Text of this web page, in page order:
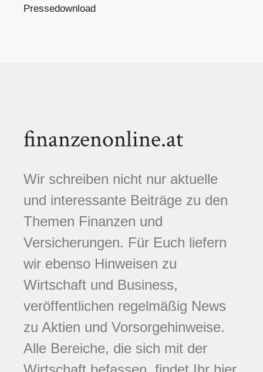
Pressedownload
finanzenonline.at
Wir schreiben nicht nur aktuelle
und interessante Beiträge zu den
Themen Finanzen und
Versicherungen. Für Euch liefern
wir ebenso Hinweisen zu
Wirtschaft und Business,
veröffentlichen regelmäßig News
zu Aktien und Vorsorgehinweise.
Alle Bereiche, die sich mit der